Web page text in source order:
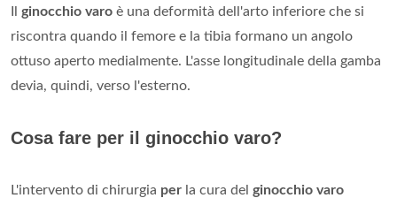
ginocchio varo è una deformità dell'arto inferiore che si
riscontra quando il femore e la tibia formano un angolo
ottuso aperto medialmente. L'asse longitudinale della gamba
devia, quindi, verso l'esterno.
Cosa fare per il ginocchio varo?
L'intervento di chirurgia per la cura del ginocchio varo